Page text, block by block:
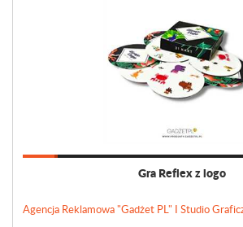
Gra Reflex z logo